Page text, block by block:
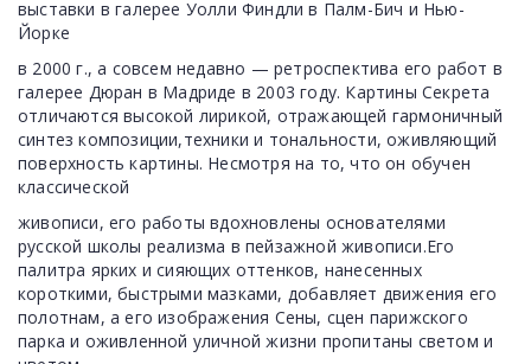
выставки в галерее Уолли Финдли в Палм-Бич и Нью-
Йорке
в 2000 г., а совсем недавно — ретроспектива его работ в
галерее Дюран в Мадриде в 2003 году. Картины Секрета
отличаются высокой лирикой, отражающей гармоничный
синтез композиции,техники и тональности, оживляющий
поверхность картины. Несмотря на то, что он обучен
классической
живописи, его работы вдохновлены основателями
русской школы реализма в пейзажной живописи.Его
палитра ярких и сияющих оттенков, нанесенных
короткими, быстрыми мазками, добавляет движения его
полотнам, а его изображения Сены, сцен парижского
парка и оживленной уличной жизни пропитаны светом и